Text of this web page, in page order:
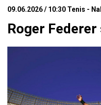
09.06.2026 / 10:30 Tenis -
Roger